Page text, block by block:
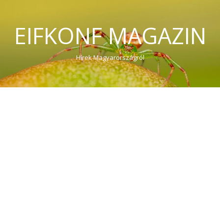
EIFKONF MAGAZIN
Hírek Magyarországról